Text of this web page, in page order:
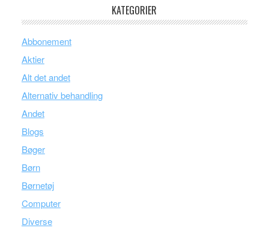
KATEGORIER
Abbonement
Aktier
Alt det andet
Alternativ behandling
Andet
Blogs
Bøger
Børn
Børnetøj
Computer
Diverse